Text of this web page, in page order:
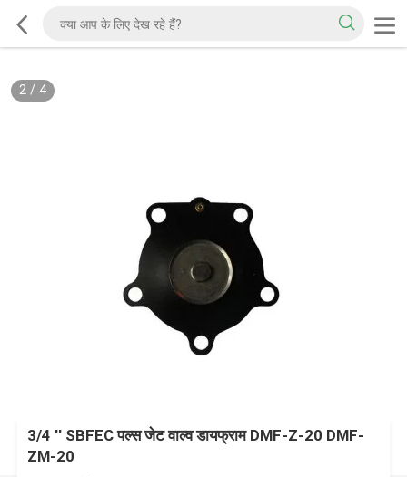
2/ 4
3/4 '' SBFEC पल्स जेट वाल्व डायफ्राम DMF-Z-20 DMF-
ZM-20